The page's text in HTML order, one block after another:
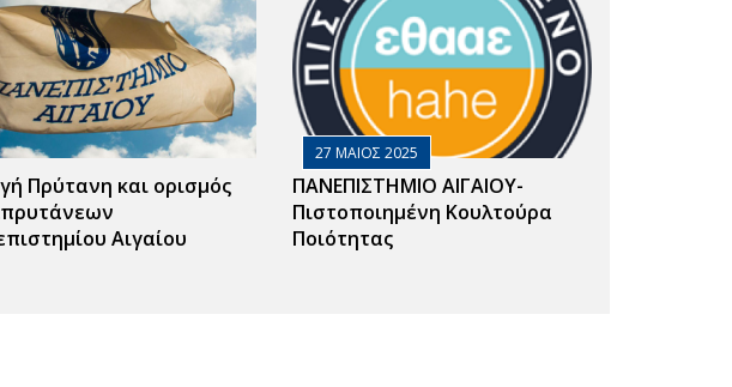
Πρύτανη και ορισμός
Αιγαίου
27 ΜΑΙΟΣ 2025
ΠΑΝΕΠΙΣΤΗΜΙΟ ΑΙΓΑΙΟΥ-
Πιστοποιημένη Κουλτούρα
Ποιότητας